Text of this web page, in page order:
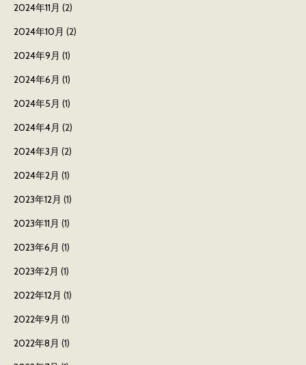
2024年11月 (2)
2024年10月 (2)
2024年9月 (1)
2024年6月 (1)
2024年5月 (1)
2024年4月 (2)
2024年3月 (2)
2024年2月 (1)
2023年12月 (1)
2023年11月 (1)
2023年6月 (1)
2023年2月 (1)
2022年12月 (1)
2022年9月 (1)
2022年8月 (1)